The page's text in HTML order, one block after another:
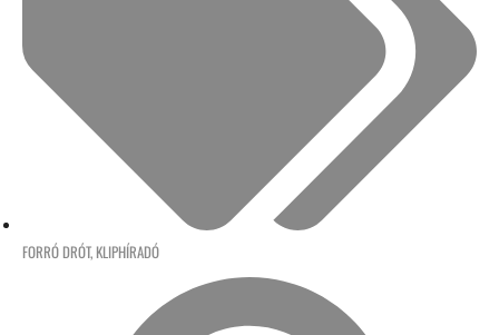
FORRÓ DRÓT, KLIPHÍRADÓ